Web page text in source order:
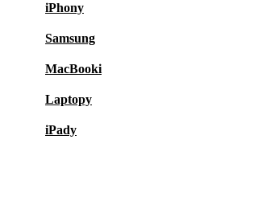
iPhony
Samsung
MacBooki
Laptopy
iPady